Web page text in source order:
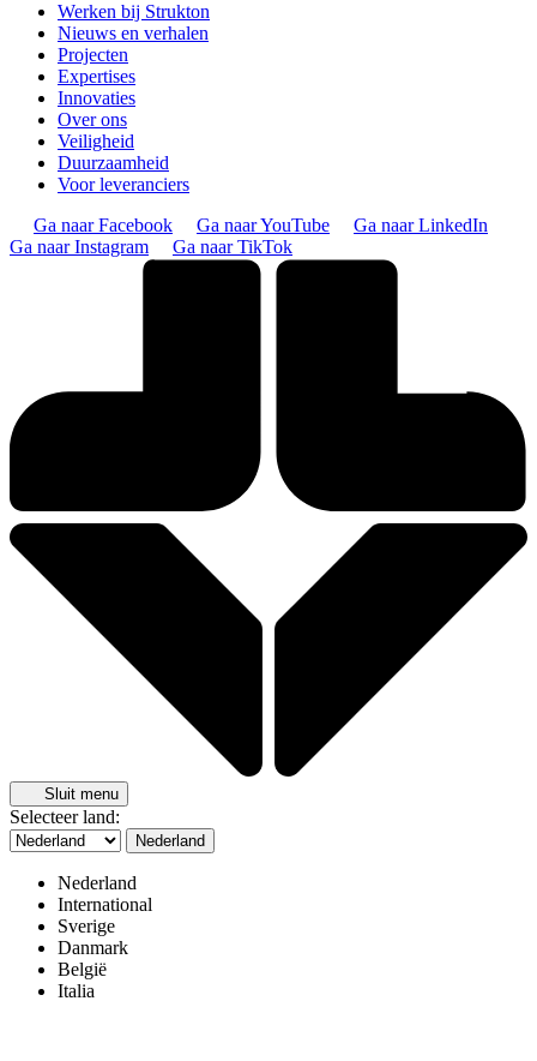
Werken bij Strukton
Nieuws en verhalen
Projecten
Expertises
Innovaties
Over ons
Veiligheid
Duurzaamheid
Voor leveranciers
Ga naar Facebook
Ga naar YouTube
Ga naar LinkedIn
Ga naar Instagram
Ga naar TikTok
Sluit menu
Selecteer land:
Nederland
Nederland
International
Sverige
Danmark
België
Italia